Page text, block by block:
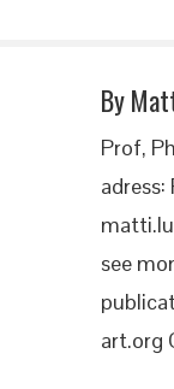
By
Prof,
see
art.org